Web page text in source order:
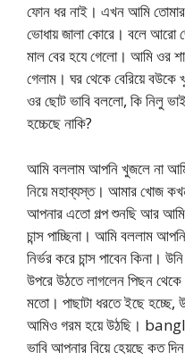
ফোন ধর নাই। এখন আমি তোমার
ভোধায় জালা কোরে। বলে আরো
মাল বের হযে গেলো। আমি ওর
গেলাম। ঘর থেকে বেরিয়ে
ওর ছোট ভাবি বললো, কি নিলু
হচ্চেছে নাকি?
আমি বললাম আপনি খুজলে না
নিয়ে মহাব্যস্ত। আমার খোজ
আপনার এতো গল্প শুনছি আর আমি
চান্স পাচ্ছিনা। আমি বললাম
নির্ভর করে চান্স পাবেন কিনা।
উপরে উঠতে লাগলেন পিছন থেকে
মতো। পাছাটা ধরতে ইছে হচ্ছে,
আমিও গরম হয়ে উঠছি।
ভাবি আপনার বিয়ে হেয়ছে কত